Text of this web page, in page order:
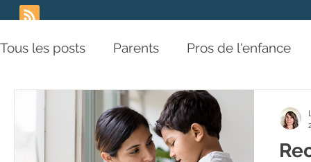
Tous les posts Parents Pros de l'enfance
Les Piliers de l'Approche Relations aux
Plaidoyer BD Vidéos